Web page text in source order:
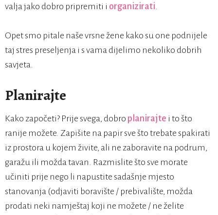
valja jako dobro pripremiti i organizirati.
Opet smo pitale naše vrsne žene kako su one podnijele
taj stres preseljenja i s vama dijelimo nekoliko dobrih
savjeta.
Planirajte
Kako započeti? Prije svega, dobro planirajte i to što
ranije možete. Zapišite na papir sve što trebate spakirati
iz prostora u kojem živite, ali ne zaboravite na podrum,
garažu ili možda tavan. Razmislite što sve morate
učiniti prije nego li napustite sadašnje mjesto
stanovanja (odjaviti boravište / prebivalište, možda
prodati neki namještaj koji ne možete / ne želite